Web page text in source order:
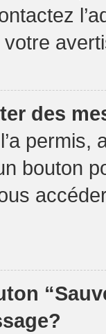
des
bouton